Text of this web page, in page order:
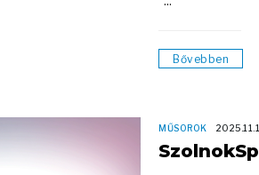
Bővebben
MŰSOROK